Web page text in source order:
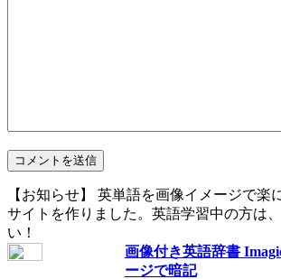
【お知らせ】 英単語を画像イメージで楽
サイトを作りました。英語学習中の方は
い！
画像付き英語辞書
ージで暗記